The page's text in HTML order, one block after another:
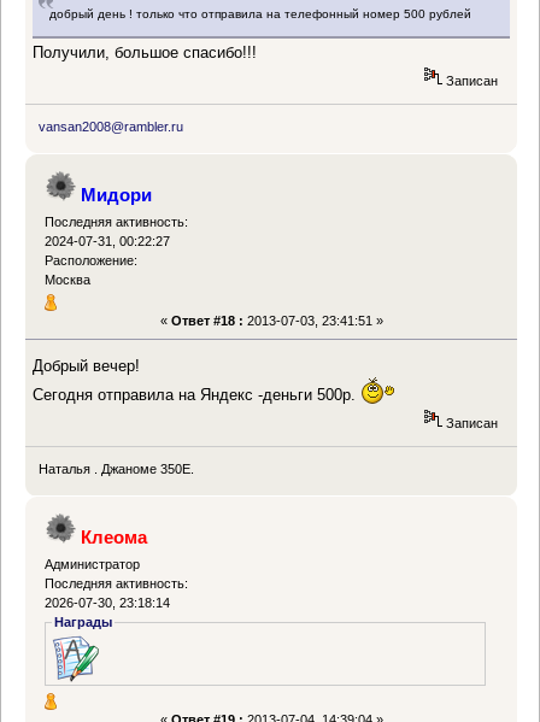
добрый день ! только что отправила на телефонный номер 500 рублей
Получили, большое спасибо!!!
Записан
vansan2008@rambler.ru
Мидори
Последняя активность:
2024-07-31, 00:22:27
Расположение:
Москва
« Ответ #18 : 2013-07-03, 23:41:51 »
Добрый вечер!
Сегодня отправила на Яндекс -деньги 500р.
Записан
Наталья . Джаноме 350Е.
Клеома
Администратор
Последняя активность:
2026-07-30, 23:18:14
Награды